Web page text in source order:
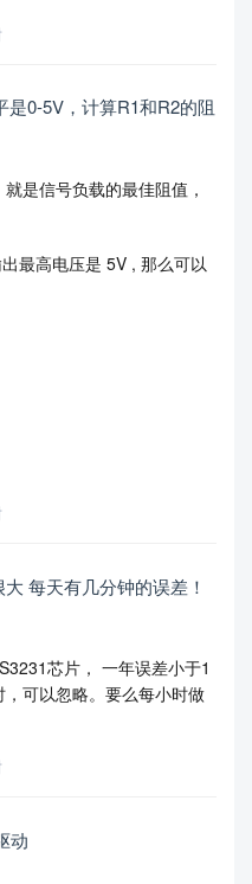
0-5V，计算R1和R2的阻
是信号负载的最佳阻值，
最高电压是 5V , 那么可以
每天有几分钟的误差！
芯片， 一年误差小于1
可以忽略。要么每小时做
动